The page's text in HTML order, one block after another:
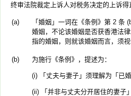
终审法院裁定上诉人对税务决定的上诉
(a)
「婚姻」一词在《条例》第 2 条
婚姻，不论该婚姻是否获香港法
指的婚姻，则就该婚姻而言，须
(b) 为施行《条例》，提述为：
(i) 「丈夫与妻子」须理解为「已
(ii) 「并非与丈夫分开居住的妻子